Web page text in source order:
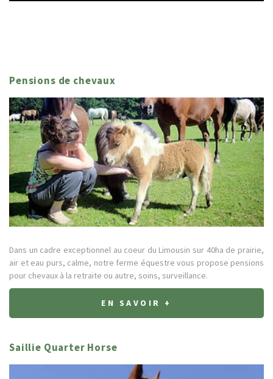
Pensions de chevaux
Dans un cadre exceptionnel au coeur du Limousin sur 40ha de prairie,
air et eau purs, calme, notre ferme équestre vous propose pensions
pour chevaux à la retraite ou autre, soins, surveillance.
EN SAVOIR +
Saillie Quarter Horse